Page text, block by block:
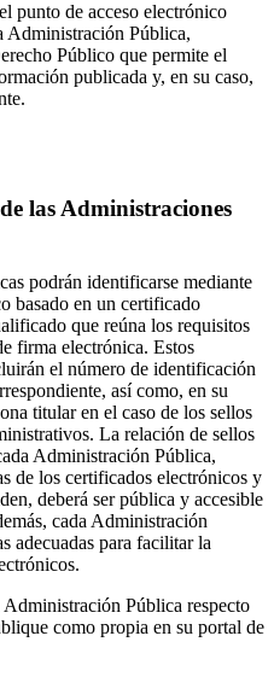
punto de acceso electrónico
Administración Pública,
Público que permite el
publicada y, en su caso,
las Administraciones
podrán identificarse mediante
basado en un certificado
que reúna los requisitos
firma electrónica. Estos
el número de identificación
así como, en su
titular en el caso de los sellos
La relación de sellos
Administración Pública,
de los certificados electrónicos y
deberá ser pública y accesible
cada Administración
adecuadas para facilitar la
Pública respecto
como propia en su portal de